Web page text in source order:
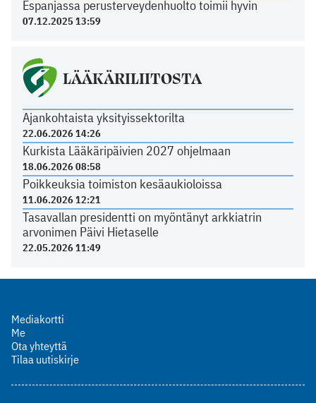
Espanjassa perusterveydenhuolto toimii hyvin
07.12.2025 13:59
LÄÄKÄRILIITOSTA
Ajankohtaista yksityissektorilta
22.06.2026 14:26
Kurkista Lääkäripäivien 2027 ohjelmaan
18.06.2026 08:58
Poikkeuksia toimiston kesäaukioloissa
11.06.2026 12:21
Tasavallan presidentti on myöntänyt arkkiatrin
arvonimen Päivi Hietaselle
22.05.2026 11:49
Mediakortti
Me
Ota yhteyttä
Tilaa uutiskirje